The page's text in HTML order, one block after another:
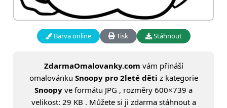
Barva online Tisk Stáhnout
ZdarmaOmalovanky.com vám přináší
omalovánku Snoopy pro 2leté děti z kategorie
Snoopy ve formátu JPG , rozměry 600×739 a
velikost: 29 KB . Můžete si ji zdarma stáhnout a